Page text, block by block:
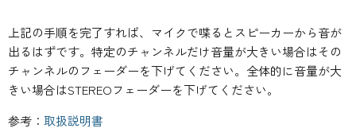
上記の手順を完了すれば、マイクで喋るとスピーカーから音が
出るはずです。特定のチャンネルだけ音量が大きい場合はその
チャンネルのフェーダーを下げてください。全体的に音量が大
きい場合はSTEREOフェーダーを下げてください。
参考： 取扱説明書